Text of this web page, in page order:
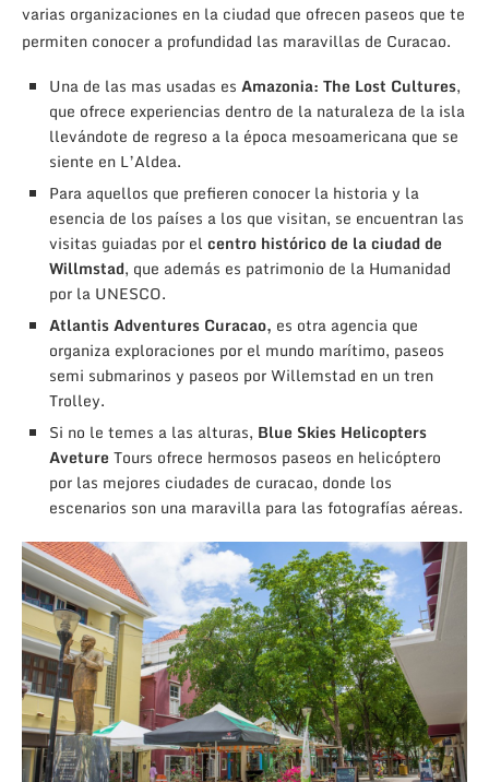
varias organizaciones en la ciudad que ofrecen paseos que te
permiten conocer a profundidad las maravillas de Curacao.
Una de las mas usadas es Amazonia: The Lost Cultures,
que ofrece experiencias dentro de la naturaleza de la isla
llevándote de regreso a la época mesoamericana que se
siente en L’Aldea.
Para aquellos que prefieren conocer la historia y la
esencia de los países a los que visitan, se encuentran las
visitas guiadas por el centro histórico de la ciudad de
Willmstad, que además es patrimonio de la Humanidad
por la UNESCO.
Atlantis Adventures Curacao, es otra agencia que
organiza exploraciones por el mundo marítimo, paseos
semi submarinos y paseos por Willemstad en un tren
Trolley.
Si no le temes a las alturas, Blue Skies Helicopters
Aveture Tours ofrece hermosos paseos en helicóptero
por las mejores ciudades de curacao, donde los
escenarios son una maravilla para las fotografías aéreas.